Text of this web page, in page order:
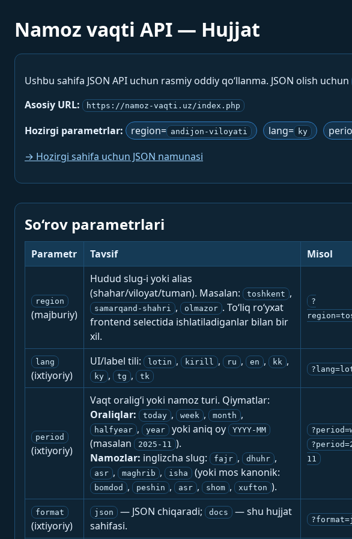
Namoz vaqti API — Hujjat
Ushbu sahifa JSON API uchun rasmiy oddiy qo‘llanma. JSON olish uchun
Asosiy URL:
https://namoz-vaqti.uz/index.php
Hozirgi parametrlar: region= andijon-viloyati lang= ky
→ Hozirgi sahifa uchun JSON namunasi
So‘rov parametrlari
Parametr Tavsif Misol
region
(majburiy)
Hudud slug-i yoki alias
(shahar/viloyat/tuman). Masalan:
toshkent ,
samarqand-shahri , olmazor . To‘liq ro‘yxat
frontend selectida ishlatiladiganlar bilan bir
xil.
?
lang
(ixtiyoriy)
UI/label tili: lotin , kirill , ru , en , kk ,
ky , tg , tk
period
(ixtiyoriy)
Vaqt oralig‘i yoki namoz turi. Qiymatlar:
Oraliqlar:
today , week , month ,
halfyear , year yoki aniq oy YYYY-MM
(masalan 2025-11 ).
Namozlar: inglizcha slug: fajr , dhuhr ,
asr , maghrib , isha (yoki mos kanonik:
bomdod , peshin , asr , shom , xufton ).
11
format
(ixtiyoriy)
json — JSON chiqaradi; docs
— shu hujjat
sahifasi.